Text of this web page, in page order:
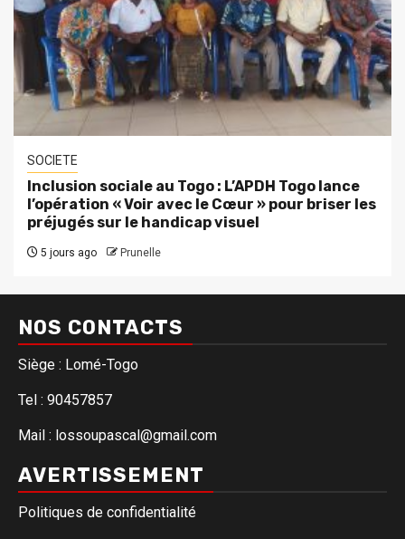
SOCIETE
Inclusion sociale au Togo : L’APDH Togo lance
l’opération « Voir avec le Cœur » pour briser les
préjugés sur le handicap visuel
5 jours ago Prunelle
NOS CONTACTS
Siège : Lomé-Togo
Tel : 90457857
Mail : lossoupascal@gmail.com
AVERTISSEMENT
Politiques de confidentialité